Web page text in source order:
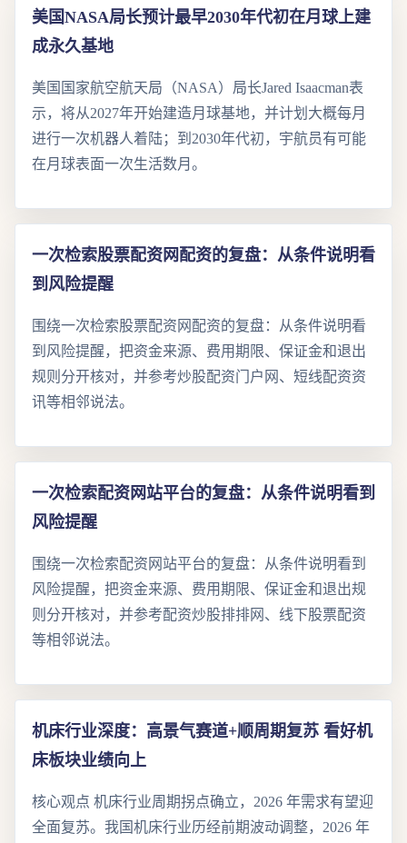
美国NASA局长预计最早2030年代初在月球上建
成永久基地
美国国家航空航天局（NASA）局长Jared Isaacman表
示，将从2027年开始建造月球基地，并计划大概每月
进行一次机器人着陆；到2030年代初，宇航员有可能
在月球表面一次生活数月。
一次检索股票配资网配资的复盘：从条件说明看
到风险提醒
围绕一次检索股票配资网配资的复盘：从条件说明看
到风险提醒，把资金来源、费用期限、保证金和退出
规则分开核对，并参考炒股配资门户网、短线配资资
讯等相邻说法。
一次检索配资网站平台的复盘：从条件说明看到
风险提醒
围绕一次检索配资网站平台的复盘：从条件说明看到
风险提醒，把资金来源、费用期限、保证金和退出规
则分开核对，并参考配资炒股排排网、线下股票配资
等相邻说法。
机床行业深度：高景气赛道+顺周期复苏 看好机
床板块业绩向上
核心观点 机床行业周期拐点确立，2026 年需求有望迎
全面复苏。我国机床行业历经前期波动调整，2026 年